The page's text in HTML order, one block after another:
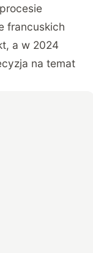
francuskich
a w 2024
na temat